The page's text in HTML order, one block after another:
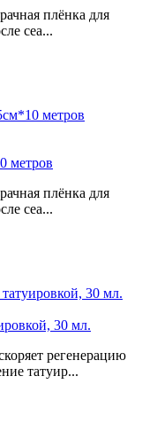
плёнка для
сеа...
метров
плёнка для
сеа...
30 мл.
регенерацию
татуир...